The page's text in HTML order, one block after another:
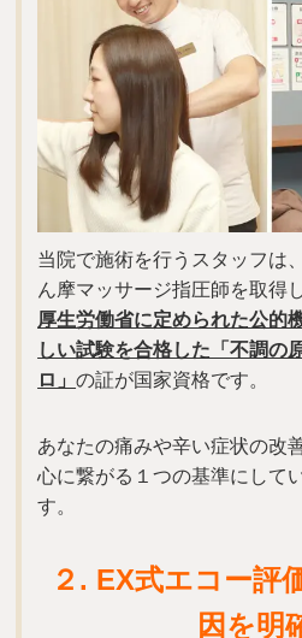
当院で施術を行うスタッフは
ん摩マッサージ指圧師を取得
厚生労働省に定められた公的
しい試験を合格した「不調の
ロ」の証が国家資格です。
あなたの痛みや辛い症状の改
心に繋がる１つの基準にして
す。
２. EX式エコー評
因を明